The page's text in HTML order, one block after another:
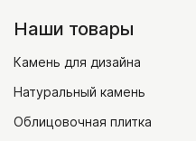
Наши товары
Камень для дизайна
Натуральный камень
Облицовочная плитка